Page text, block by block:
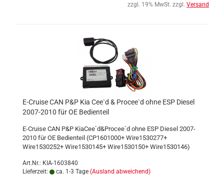
zzgl. 19% MwSt. zzgl. Versand
E-Cruise CAN P&P Kia Cee`d & Procee`d ohne ESP Diesel
2007-2010 für OE Bedienteil
E-Cruise CAN P&P KiaCee`d&Procee`d ohne ESP Diesel 2007-
2010 für OE Bedienteil (CP1601000+ Wire1530277+
Wire1530252+ Wire1530145+ Wire1530150+ Wire1530146)
Art.Nr.: KIA-1603840
Lieferzeit:
ca. 1-3 Tage (Ausland abweichend)